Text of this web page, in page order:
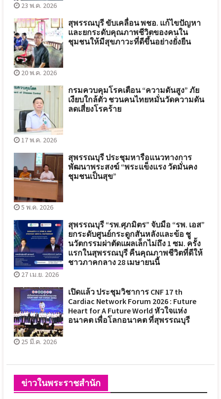
23 พ.ค. 2026
สุพรรณบุรี ขับเคลื่อน พชอ. แก้ไขปัญหา
และยกระดับคุณภาพชีวิตของคนใน
ชุมชนให้มีสุขภาวะที่ดีขึ้นอย่างยั่งยืน
20 พ.ค. 2026
กรมควบคุมโรคเตือน “ความดันสูง” ภัย
เงียบใกล้ตัว ชวนคนไทยหมั่นวัดความดัน
ลดเสี่ยงโรคร้าย
17 พ.ค. 2026
สุพรรณบุรี ประชุมหารือแนวทางการ
พัฒนาพระสงฆ์ “พระแข็งแรง วัดมั่นคง
ชุมชนเป็นสุข”
5 พ.ค. 2026
สุพรรณบุรี “รพ.ศุภมิตร” จับมือ “รพ. เอส”
ยกระดับศูนย์กระดูกสันหลังและข้อ ชู
นวัตกรรมผ่าตัดแผลเล็กไม่ถึง 1 ซม. ครั้ง
แรกในสุพรรณบุรี คืนคุณภาพชีวิตที่ดีให้
ชาวภาคกลาง 28 เมษายนนี้
27 เม.ย. 2026
เปิดแล้ว ประชุมวิชาการ CNF 17 th
Cardiac Network Forum 2026 : Future
Heart for A Future World หัวใจแห่ง
อนาคต เพื่อโลกอนาคต ที่สุพรรณบุรี
25 มี.ค. 2026
ข่าวในพระราชสำนัก